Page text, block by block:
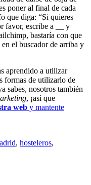
poner al final de cada
que diga: “Si quieres
favor, escribe a __ y
bastaría con que
el buscador de arriba y
aprendido a utilizar
formas de utilizarlo de
sabes, nosotros también
, ¡así que
web y mantente
, hosteleros,